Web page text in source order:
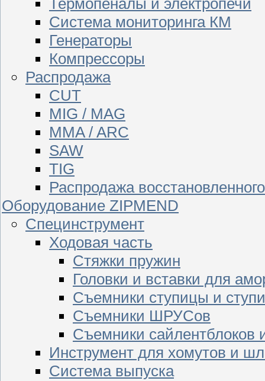
Система мониторинга КМ
Генераторы
Компрессоры
Распродажа
CUT
MIG / MAG
MMA / ARC
SAW
TIG
Распродажа
Оборудование ZIPMEND
Специнструмент
Ходовая часть
Стяжки пружин
Головки и вставки для
Съемники ступицы и
Съемники ШРУСов
Съемники сайлентблоков
Инструмент для хомутов и
Система выпуска